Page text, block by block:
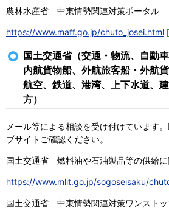
農林水産省 中東情勢関連対策ポータル
https://www.maff.go.jp/chuto_josei.html
国土交通省（交通・物流、自動
内航貨物船、外航旅客船・外航
航空、鉄道、港湾、上下水道、
方）
メール等による相談を受け付けています
ブサイトご確認ください。
国土交通省 燃料油や石油製品等の供給に
https://www.mlit.go.jp/sogoseisaku/
国土交通省 中東情勢関連対策ワンスト